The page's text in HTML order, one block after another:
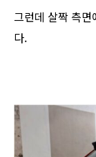
그런데 살짝 측
다.